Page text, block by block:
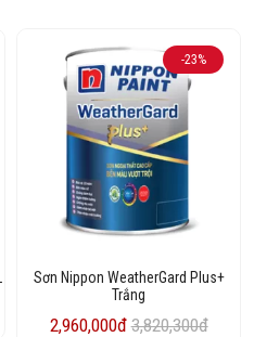
-23%
Sơn Nippon WeatherGard Plus+
Trắng
2,960,000đ 3,820,300đ